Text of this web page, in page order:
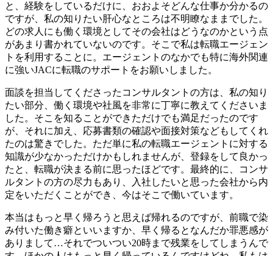
と、経験をしているだけに、おおよそどんな仕事か分かるの
ですが、私の知りたい肝心なところは不明瞭なままでした。
どの求人にも働く環境としてその会社はどうなのかという点
があまり書かれていないのです。そこで私は転職エージェン
トを利用することに。エージェントのなかでも特に海外関連
に強いJACに転職のサポートをお願いしました。
面談を担当してくださったコンサルタントの方は、私の知り
たい部分、働く環境や社風を非常に丁寧に教えてくださいま
した。そこを知ることができただけでも満足だったのです
が、それに加え、応募書類の確認や面接対策などもしてくれ
たのは驚きでした。ただ単に私の転職エージェントに対する
知識が少なかっただけかもしれませんが、登録をして良かっ
たと、転職が決まる前に思ったほどです。最終的に、コンサ
ルタントの方の尽力もあり、入社したいと思った会社から内
定をいただくことができ、今はそこで働いています。
本当はもっと早く帰ろうと思えば帰れるのですが、前職で染
み付いた働き癖といいますか、早く帰るとなんだか罪悪感が
ありまして…それでついつい20時まで残業をしてしまうんで